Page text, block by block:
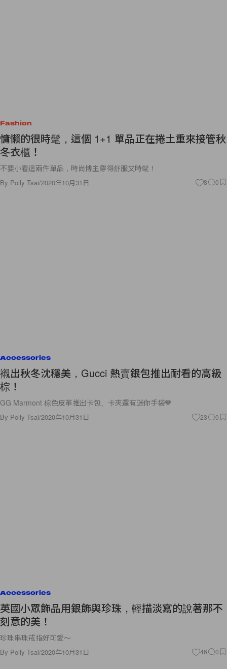
Fashion
慵懶的很時髦，這個 1+1 單品正在捲土重來接管秋
冬衣櫃！
不要小看這兩件單品，時尚博主穿得舒服又時髦！
By Polly Tsai/2020年10月31日 8 0
Accessories
襯出秋冬沈穩美，Gucci 熱賣銀包推出耐看的高級
棕！
GG Marmont 棕色皮革推出卡包、卡夾還有迷你手袋🧡
By Polly Tsai/2020年10月31日 23 0
Accessories
英國小眾飾品用銀飾與珍珠，輕描淡寫的說著那不
刻意的美！
珍珠串珠戒指好可愛～
By Polly Tsai/2020年10月31日 46 0